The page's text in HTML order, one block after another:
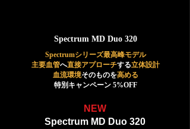
Spectrum MD Duo 320
Spectrumシリーズ最高峰モデル
主要血管へ直接アプローチする立体設計
血流環境そのものを高める
特別キャンペーン 5%OFF
NEW
Spectrum MD Duo 320